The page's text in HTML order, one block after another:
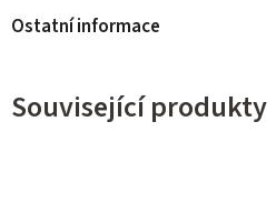
Ostatní informace
Související produkty